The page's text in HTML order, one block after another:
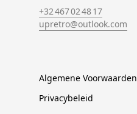
+32 467 02 48 17
upretro@outlook.com
Algemene Voorwaarden
Privacybeleid